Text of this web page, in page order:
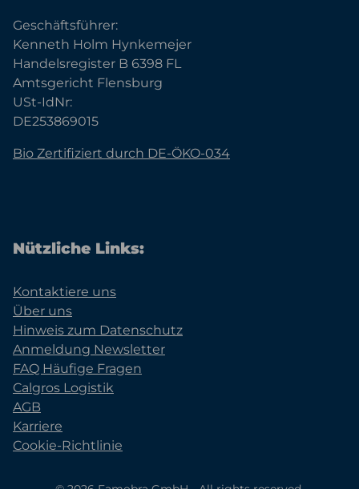
Geschäftsführer:
Kenneth Holm Hynkemejer
Handelsregister B 6398 FL
Amtsgericht Flensburg
USt-IdNr:
DE253869015
Bio Zertifiziert durch DE-ÖKO-034
Nützliche Links:
Kontaktiere uns
Über uns
Hinweis zum Datenschutz
Anmeldung Newsletter
FAQ Häufige Fragen
Calgros Logistik
AGB
Karriere
Cookie-Richtlinie